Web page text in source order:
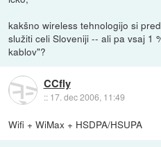
kakšno wireless tehnologijo si
služiti celi Sloveniji -- ali pa vsaj 1
kablov"?
CCfly
:: 17. dec 2006, 11:49
Wifi + WiMax + HSDPA/HSUPA